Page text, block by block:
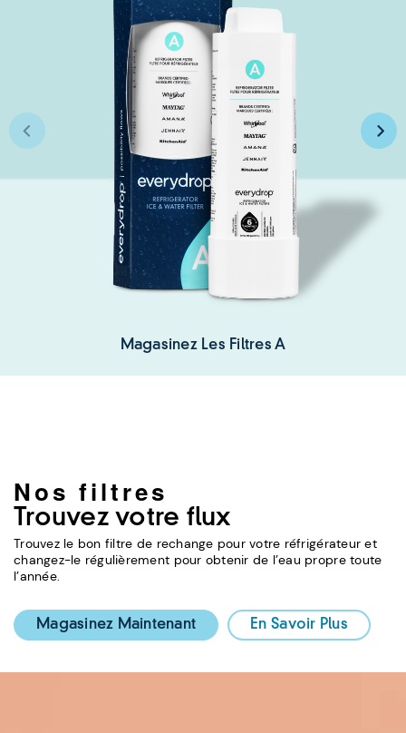
Magasinez Les Filtres A
Nos filtres
Trouvez votre flux
Trouvez le bon filtre de rechange pour votre réfrigérateur et
changez-le régulièrement pour obtenir de l’eau propre toute
l’année.
Magasinez Maintenant En Savoir Plus